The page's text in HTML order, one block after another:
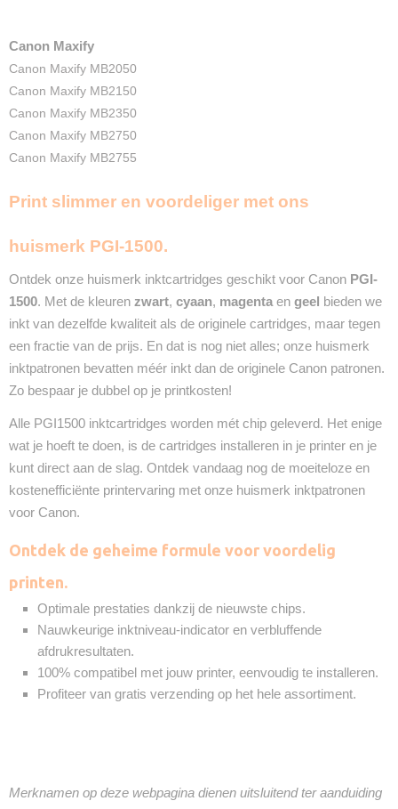
Geel
2X 18ml
Merk
InktDL®
Verzendmethode
Recyclebaar
Canon Maxify
Canon Maxify MB2050
Canon Maxify MB2150
Canon Maxify MB2350
Canon Maxify MB2750
Canon Maxify MB2755
Print slimmer en voordeliger met ons
huismerk PGI-1500.
Ontdek onze huismerk inktcartridges geschikt voor Canon PGI-
1500. Met de kleuren zwart, cyaan, magenta en geel bieden we
inkt van dezelfde kwaliteit als de originele cartridges, maar tegen
een fractie van de prijs. En dat is nog niet alles; onze huismerk
inktpatronen bevatten méér inkt dan de originele Canon patronen.
Zo bespaar je dubbel op je printkosten!
Alle PGI1500 inktcartridges worden mét chip geleverd. Het enige
wat je hoeft te doen, is de cartridges installeren in je printer en je
kunt direct aan de slag. Ontdek vandaag nog de moeiteloze en
kostenefficiënte printervaring met onze huismerk inktpatronen
voor Canon.
Ontdek de geheime formule voor voordelig
printen.
Optimale prestaties dankzij de nieuwste chips.
Nauwkeurige inktniveau-indicator en verbluffende
afdrukresultaten.
100% compatibel met jouw printer, eenvoudig te installeren.
Profiteer van gratis verzending op het hele assortiment.
Merknamen op deze webpagina dienen uitsluitend ter aanduiding